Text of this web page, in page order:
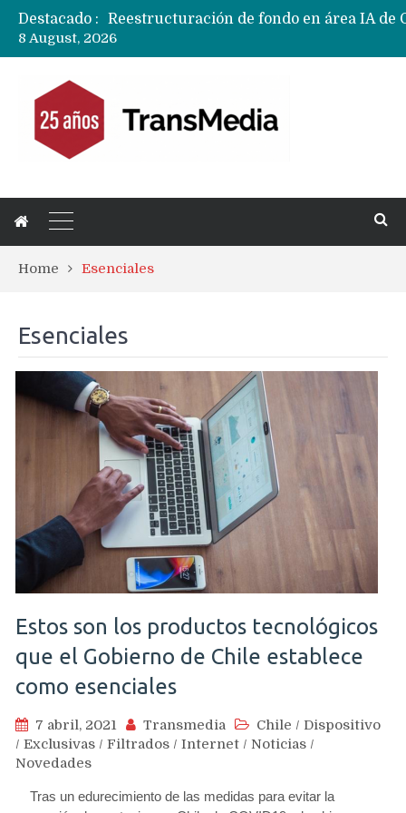
Destacado :
8 August, 2026
Home Esenciales
Esenciales
Estos son los productos tecnológicos
que el Gobierno de Chile establece
como esenciales
7 abril, 2021 Transmedia Chile / Dispositivo
/ Exclusivas / Filtrados / Internet / Noticias /
Novedades
Tras un edurecimiento de las medidas para evitar la